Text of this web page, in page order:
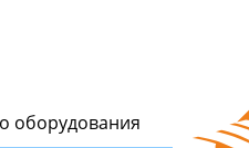
оборудования